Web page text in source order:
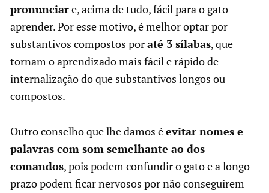
pronunciare, acima de tudo, fácil para o gato
aprender. Por esse motivo, é melhor optar por
substantivos compostos poraté 3 sílabas, que
tornam o aprendizado mais fácil e rápido de
internalização do que substantivos longos ou
compostos.
Outro conselho que lhe damos éevitar nomes e
palavras com som semelhante ao dos
comandos, pois podem confundir o gato e a longo
prazo podem ficar nervosos por não conseguirem